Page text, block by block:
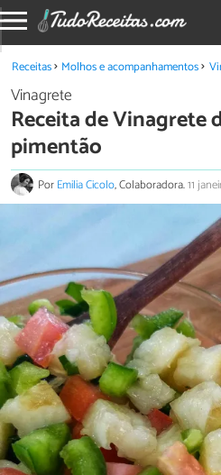
Receitas Molhos e acompanhamentos
Vinagrete
Receita de Vinagrete
pimentão
PorEmilia Cicolo, Colaboradora.11